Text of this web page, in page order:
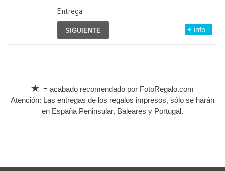
Entrega:
SIGUIENTE + info
= acabado recomendado por FotoRegalo.com
Atención: Las entregas de los regalos impresos, sólo se harán
en España Peninsular, Baleares y Portugal.